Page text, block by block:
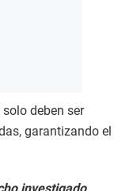
deben ser
garantizando el